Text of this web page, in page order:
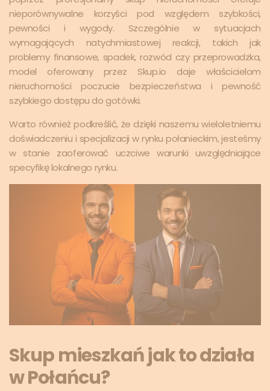
nieporównywalne korzyści pod względem szybkości,
pewności i wygody. Szczególnie w sytuacjach
wymagających natychmiastowej reakcji, takich jak
problemy finansowe, spadek, rozwód czy przeprowadzka,
model oferowany przez Skup.io daje właścicielom
nieruchomości poczucie bezpieczeństwa i pewność
szybkiego dostępu do gotówki.
Warto również podkreślić, że dzięki naszemu wieloletniemu
doświadczeniu i specjalizacji w rynku połanieckim, jesteśmy
w stanie zaoferować uczciwe warunki uwzględniające
specyfikę lokalnego rynku.
Skup mieszkań jak to działa
w Połańcu?